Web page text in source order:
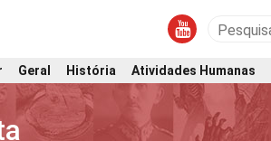
Geral História Atividades Humanas